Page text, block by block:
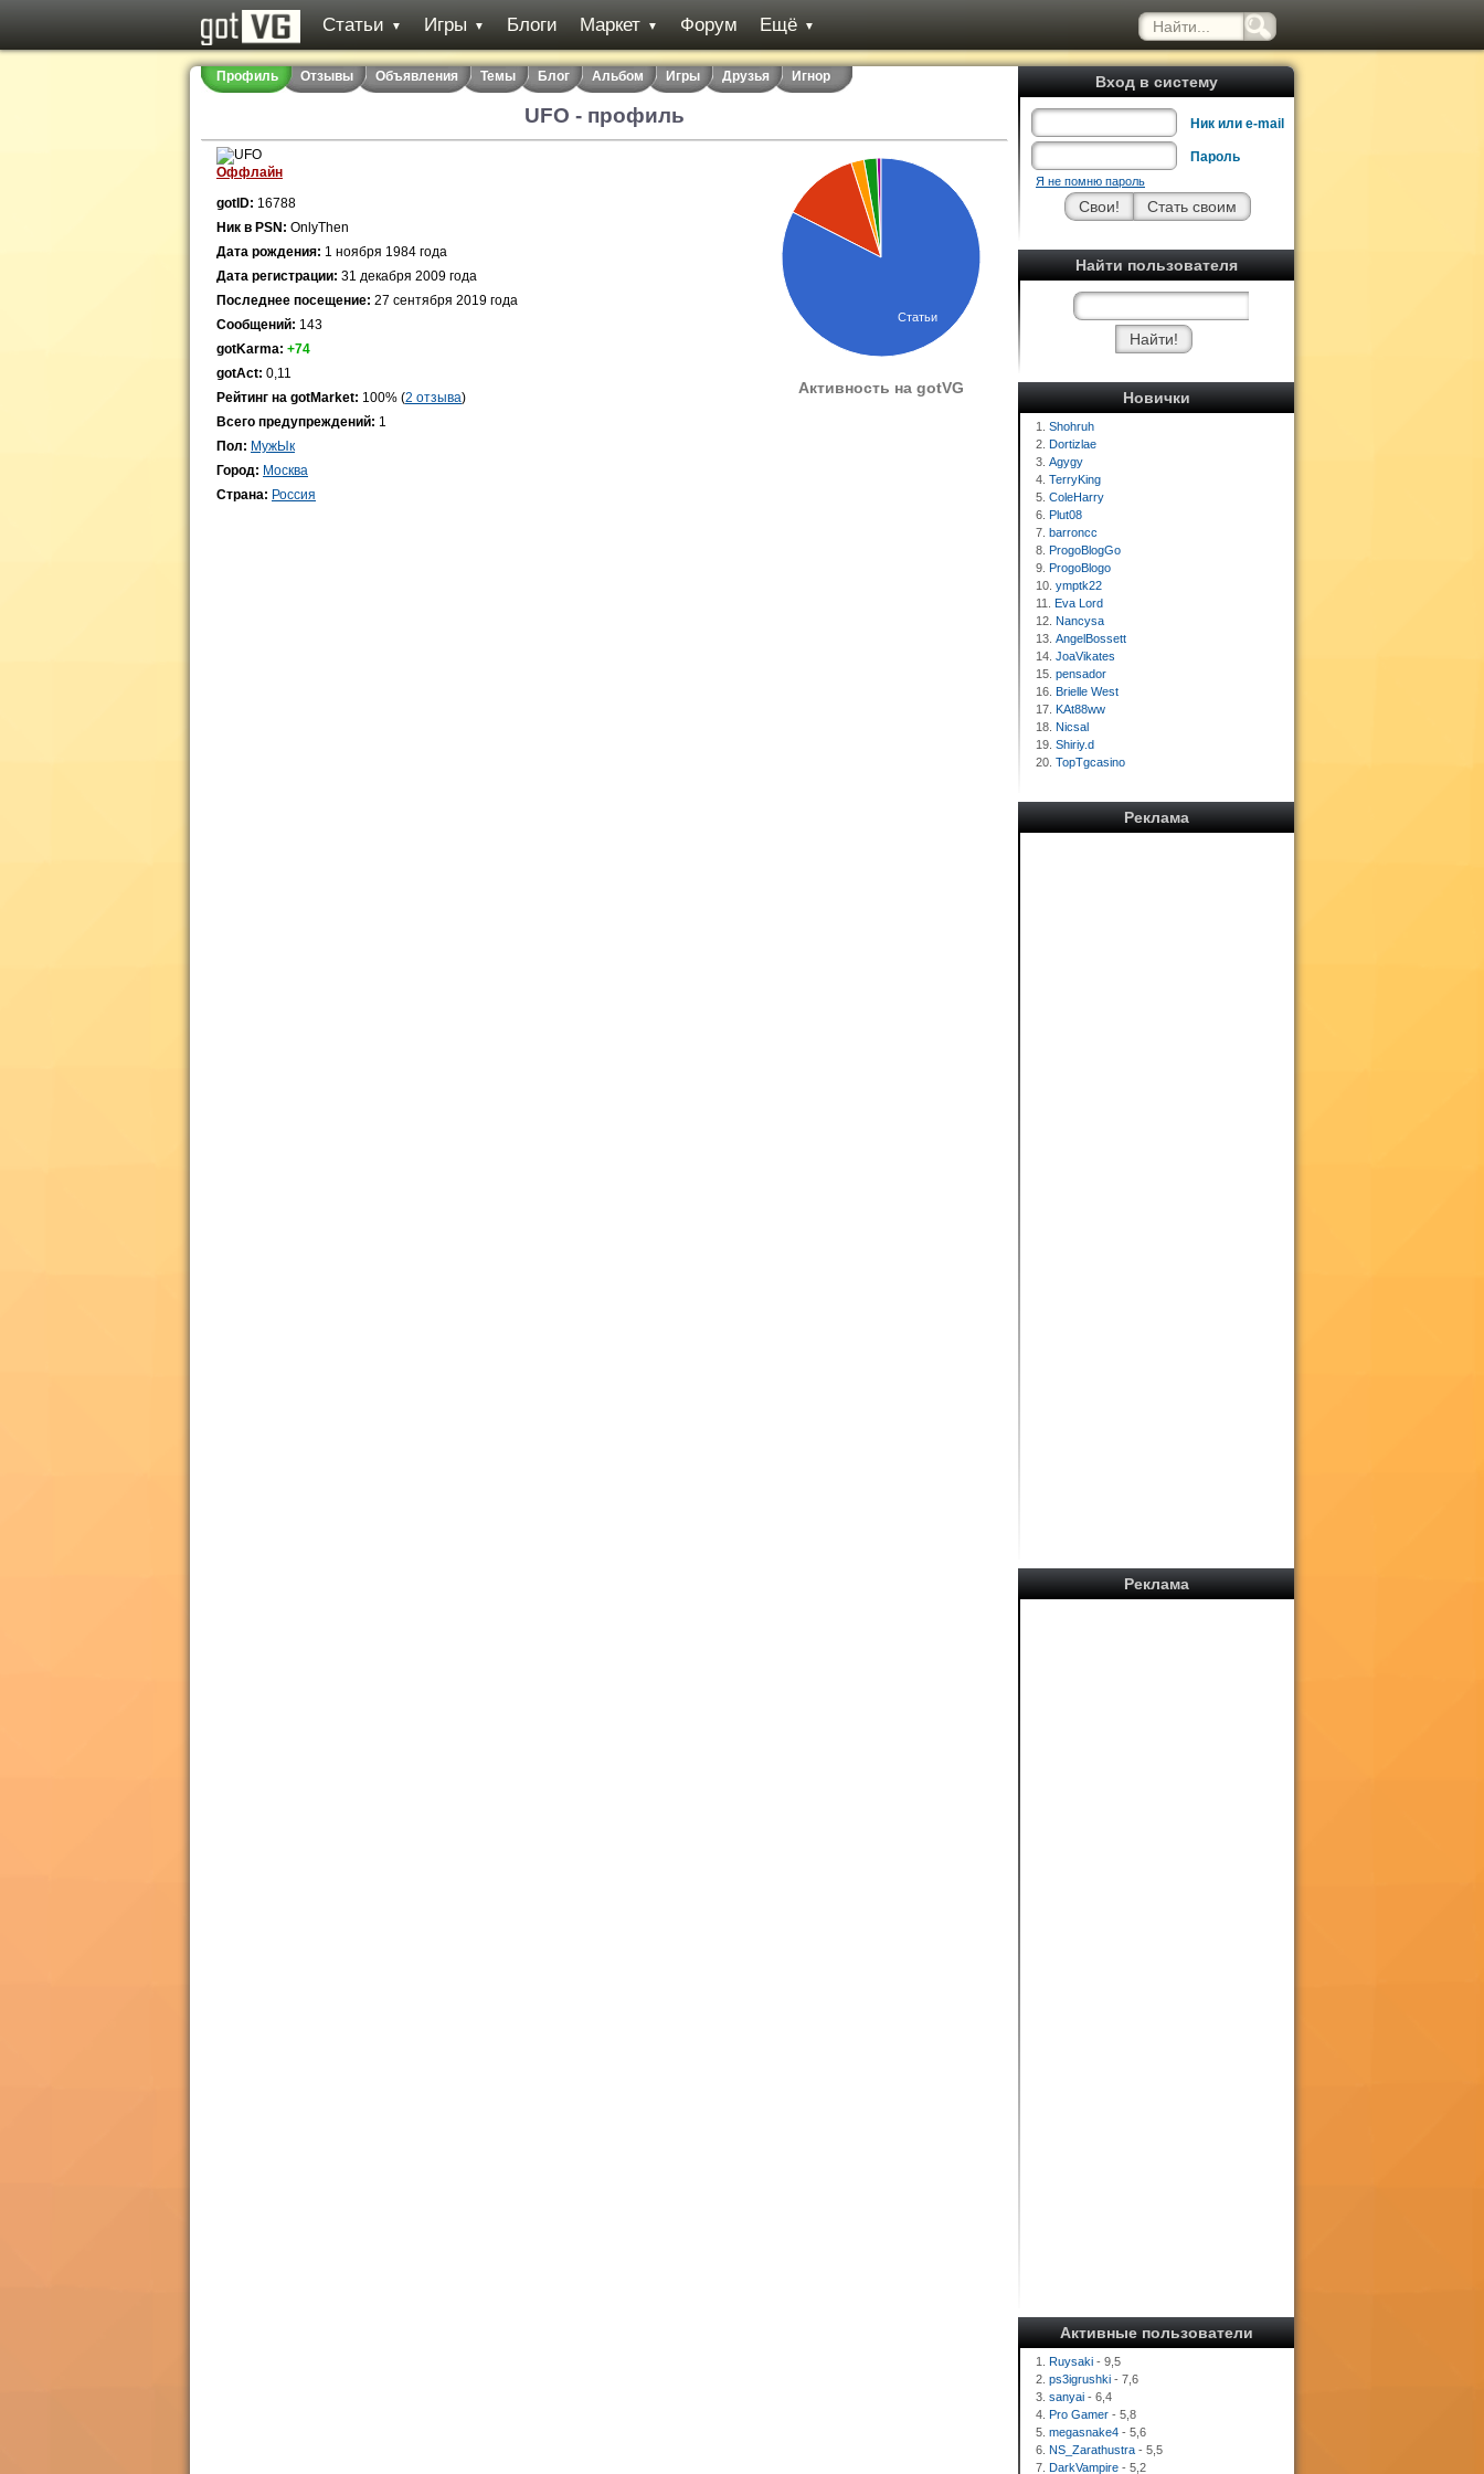
Статьи ▼ Игры ▼ Блоги Маркет ▼ Форум Ещё ▼
Вход в систему
Ник или e-mail
Пароль
Я не помню пароль
Найти пользователя
Новички
1. Shohruh
2. Dortizlae
3. Agygy
4. TerryKing
5. ColeHarry
6. Plut08
7. barroncc
8. ProgoBlogGo
9. ProgoBlogo
10. ymptk22
11. Eva Lord
12. Nancysa
13. AngelBossett
14. JoaVikates
15. pensador
16. Brielle West
17. KAt88ww
18. Nicsal
19. Shiriy.d
20. TopTgcasino
Реклама
Реклама
Активные пользователи
1. Ruysaki - 9,5
2. ps3igrushki - 7,6
3. sanyai - 6,4
4. Pro Gamer - 5,8
5. megasnake4 - 5,6
6. NS_Zarathustra - 5,5
7. DarkVampire - 5,2
Профиль Отзывы Объявления Темы Блог Альбом Игры Друзья Игнор
UFO - профиль
Статьи
Активность на gotVG
Оффлайн
gotID: 16788
Ник в PSN: OnlyThen
Дата рождения: 1 ноября 1984 года
Дата регистрации: 31 декабря 2009 года
Последнее посещение: 27 сентября 2019 года
Сообщений: 143
gotKarma: +74
gotAct: 0,11
Рейтинг на gotMarket: 100% (2 отзыва)
Всего предупреждений: 1
Пол: МужЫк
Город: Москва
Страна: Россия